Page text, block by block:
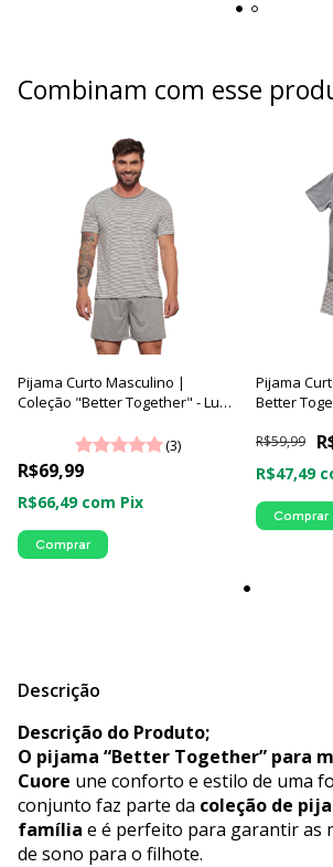
Combinam com esse
Pijama Curto Masculino |
Coleção "Better Together" - Luna
(3)
R$69,99
R$66,49 com Pix
Comprar
Pijama
Better
R$59,99
R$47,49
Comprar
Descrição
Descrição do Produto;
O pijama “Better Together” para
Cuore une conforto e estilo de uma
conjunto faz parte da coleção de
família e é perfeito para garantir as
de sono para o filhote.